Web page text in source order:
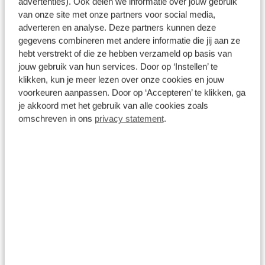
van onze site met onze partners voor social media,
adverteren en analyse. Deze partners kunnen deze
gegevens combineren met andere informatie die jij aan ze
hebt verstrekt of die ze hebben verzameld op basis van
jouw gebruik van hun services. Door op ‘Instellen’ te
klikken, kun je meer lezen over onze cookies en jouw
voorkeuren aanpassen. Door op ‘Accepteren’ te klikken, ga
je akkoord met het gebruik van alle cookies zoals
omschreven in ons privacy statement.
€ 44.855 € 39.855
Prijs is inclusief BTW, BPM, leges, verwijderingsbijdrage en
rijklaarmaakkosten.
Op voorraad
Bekijk details
1/ 17